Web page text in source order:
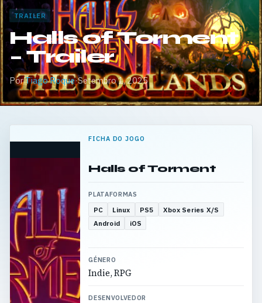
TRAILER
Halls of Torment
– Trailer
PorTiago Roque·Setembro 1, 2025
FICHA DO JOGO
Halls of Torment
PLATAFORMAS
PC Linux PS5
Xbox Series X/S
Android
iOS
GÉNERO
Indie, RPG
DESENVOLVEDOR